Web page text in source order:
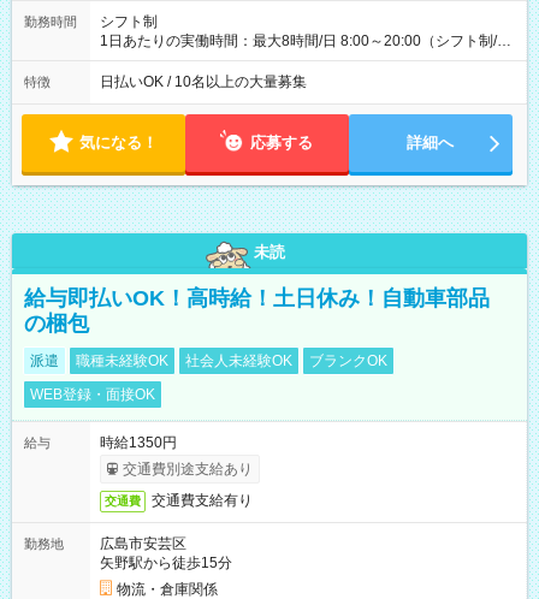
勤務時間
シフト制
1日あたりの実働時間：最大8時間/日 8:00～20:00（シフト制/実
働8時間） ※週5日勤務（場所次第では週4も有り） ※配達状況
によって時間外での勤務可能性有り ※案件により多少の前後あ
特徴 日払いOK / 10名以上の大量募集
気になる！ 応募する 詳細へ
未読
給与即払いOK！高時給！土日休み！自動車部品
の梱包
派遣 職種未経験OK 社会人未経験OK
ブランクOK
WEB登録・面接OK
給与
時給1350円
交通費別途支給あり
交通費 交通費支給有り
勤務地
広島市安芸区
矢野駅から徒歩15分
物流・倉庫関係